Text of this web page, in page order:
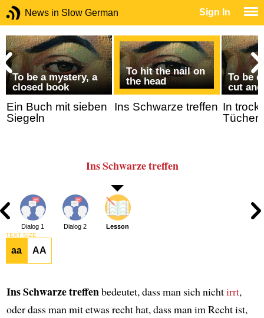
News in Slow German Sign In
To be a mystery, a
closed book
Ein Buch mit sieben
Siegeln
To hit the nail on
the head
Ins Schwarze treffen
To be
cut
In
Ins Schwarze treffen
Dialog 1 Dialog 2 Lesson
TEXT SIZE
aa AA
Ins Schwarze treffenbedeutet, dass man sich nichtirrt,
oder dass man mit etwas recht hat, dass man im Recht ist,